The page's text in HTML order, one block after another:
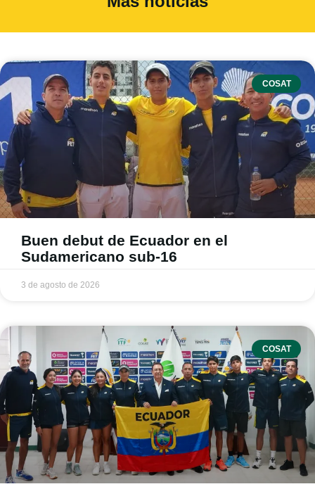
COSAT
Buen debut de Ecuador en el
Sudamericano sub-16
3 de agosto de 2026
COSAT